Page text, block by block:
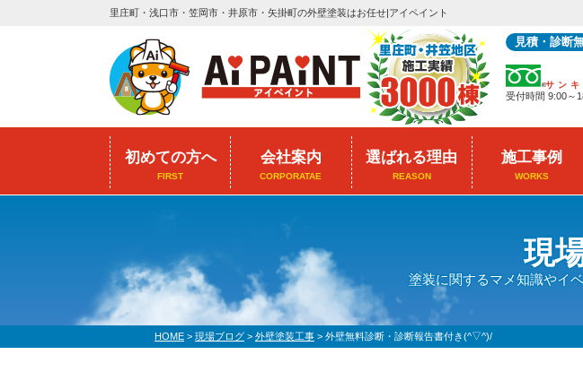
里庄町・浅口市・笠岡市・井原市・矢掛町の外壁塗装はお任せ|アイペイント
見積・診断
サン
受付時間 9:00～
初めての方へ
FIRST
会社案内
CORPORATAE
選ばれる理由
REASON
施工事例
WORKS
現
塗装に関するマメ知識やイ
HOME > 現場ブログ > 外壁塗装工事 > 外壁無料診断・診断報告書付き(^▽^)/